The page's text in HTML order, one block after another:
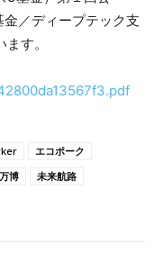
／ディープテック支
す。
エコポーク
博
未来航路